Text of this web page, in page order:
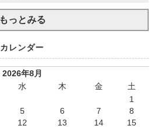
もっとみる
カレンダー
2026年8月
水 木 金
土
1
5 6 7
8
12 13 14
15